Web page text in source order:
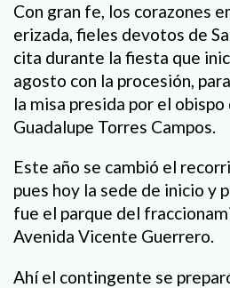
Con gran fe, los corazones
erizada, fieles devotos de
cita durante la fiesta que
agosto con la procesión,
la misa presida por el obispo
Guadalupe Torres Campos.
Este año se cambió el
pues hoy la sede de inicio y
fue el parque del
Avenida Vicente Guerrero.
Ahí el contingente se